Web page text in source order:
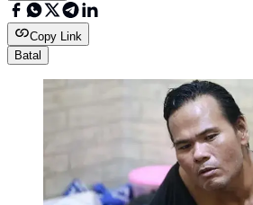
Copy Link
Batal